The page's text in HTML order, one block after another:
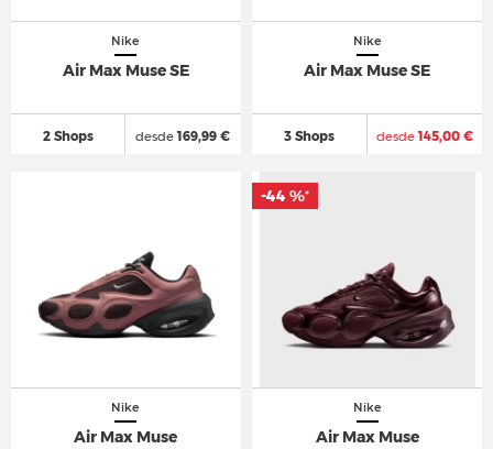
Nike
Air Max Muse SE
2 Shops desde169,99 €
Nike
Air Max Muse SE
3 Shops desde145,00 €
Nike
Air Max Muse
Nike
Air Max Muse
-44 %*